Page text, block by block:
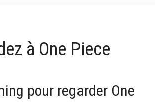
à One Piece
pour regarder One